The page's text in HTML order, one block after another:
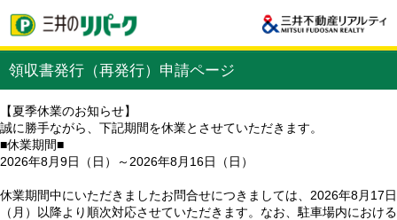
領収書発行（再発行）申請ページ
【夏季休業のお知らせ】
誠に勝手ながら、下記期間を休業とさせていただきます。
■休業期間■
2026年8月9日（日）～2026年8月16日（日）
休業期間中にいただきましたお問合せにつきましては、2026年8月17日
（月）以降より順次対応させていただきます。なお、駐車場内における